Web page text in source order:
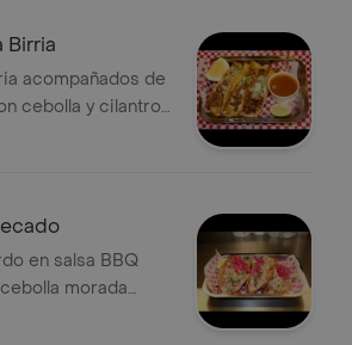
Birria
acompañados de
cebolla y cilantro.
el sabor.
en salsa BBQ
morada